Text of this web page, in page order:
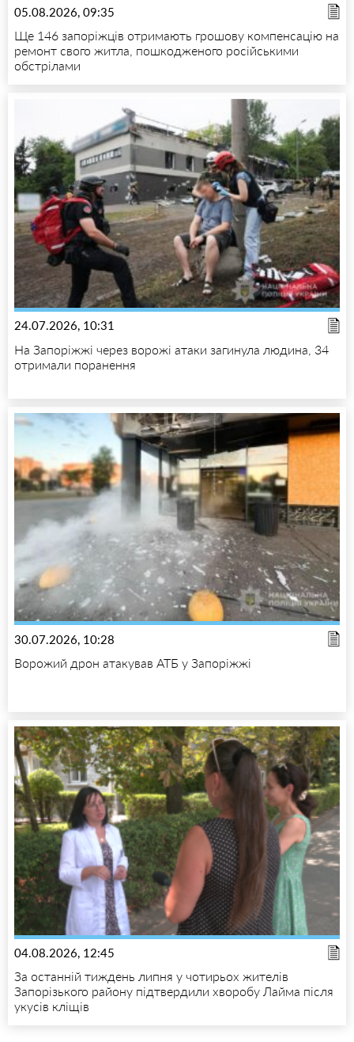
05.08.2026, 09:35
Ще 146 запоріжців отримають грошову компенсацію на
ремонт свого житла, пошкодженого російськими
обстрілами
24.07.2026, 10:31
На Запоріжжі через ворожі атаки загинула людина, 34
отримали поранення
30.07.2026, 10:28
Ворожий дрон атакував АТБ у Запоріжжі
04.08.2026, 12:45
За останній тиждень липня у чотирьох жителів
Запорізького району підтвердили хворобу Лайма після
укусів кліщів